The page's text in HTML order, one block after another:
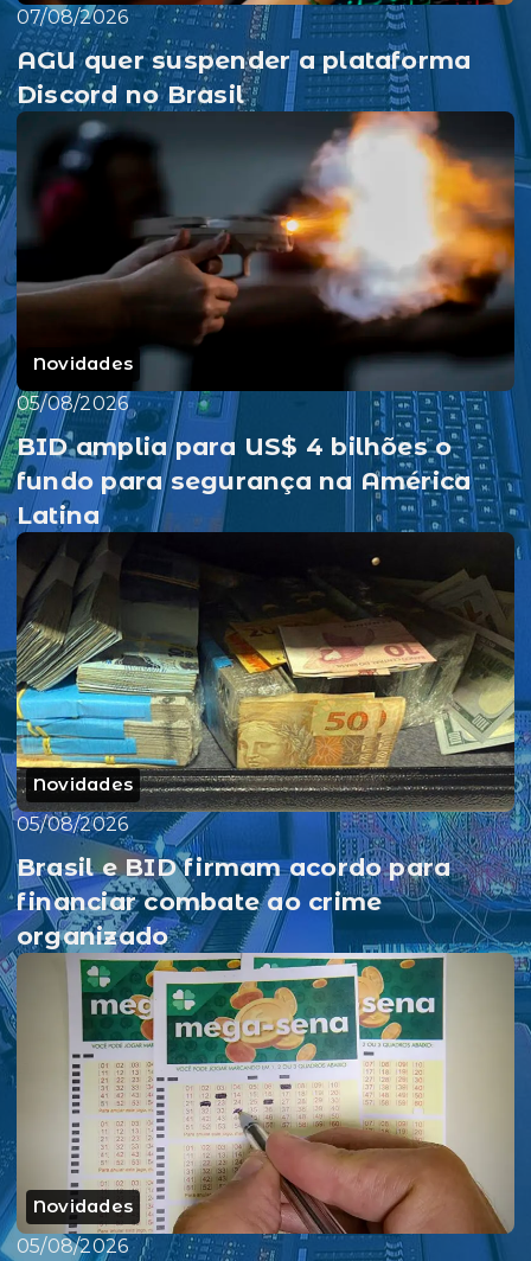
07/08/2026
AGU quer suspender a plataforma
Discord no Brasil
Novidades
05/08/2026
BID amplia para US$ 4 bilhões o
fundo para segurança na América
Latina
Novidades
05/08/2026
Brasil e BID firmam acordo para
financiar combate ao crime
organizado
Novidades
05/08/2026